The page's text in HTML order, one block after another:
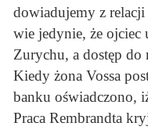
dowiadujemy z relacji
wie jedynie, że ojciec
Zurychu, a dostęp do
Kiedy żona Vossa
banku oświadczono,
Praca Rembrandta